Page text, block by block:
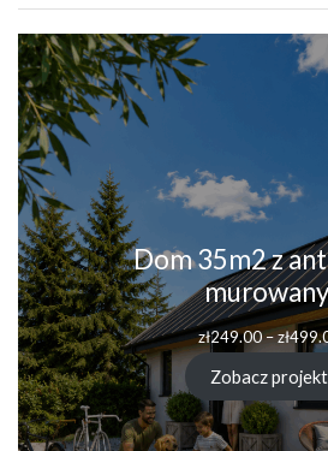
Dom 35m2 z
zł249.00–zł
Zobacz projekt